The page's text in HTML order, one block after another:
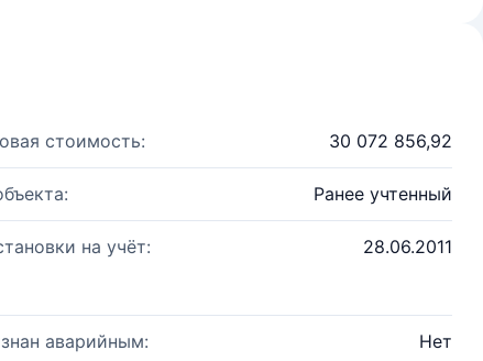
стоимость: 30 072 856,92
Ранее учтенный
на учёт: 28.06.2011
аварийным: Нет